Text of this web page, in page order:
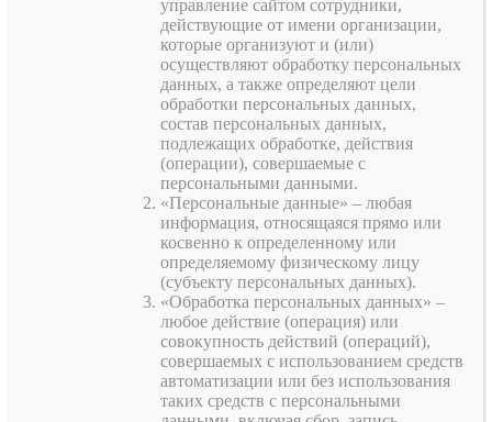
управление сайтом сотрудники,
действующие от имени организации,
которые организуют и (или)
осуществляют обработку персональных
данных, а также определяют цели
обработки персональных данных,
состав персональных данных,
подлежащих обработке, действия
(операции), совершаемые с
персональными данными.
«Персональные данные» – любая
информация, относящаяся прямо или
косвенно к определенному или
определяемому физическому лицу
(субъекту персональных данных).
«Обработка персональных данных» –
любое действие (операция) или
совокупность действий (операций),
совершаемых с использованием средств
автоматизации или без использования
таких средств с персональными